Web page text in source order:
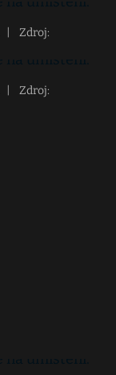
Zdroj:
Zdroj: